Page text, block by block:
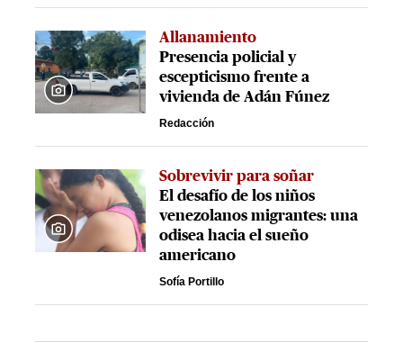
Allanamiento
Presencia policial y
escepticismo frente a
vivienda de Adán Fúnez
Redacción
Sobrevivir para soñar
El desafío de los niños
venezolanos migrantes: una
odisea hacia el sueño
americano
Sofía Portillo